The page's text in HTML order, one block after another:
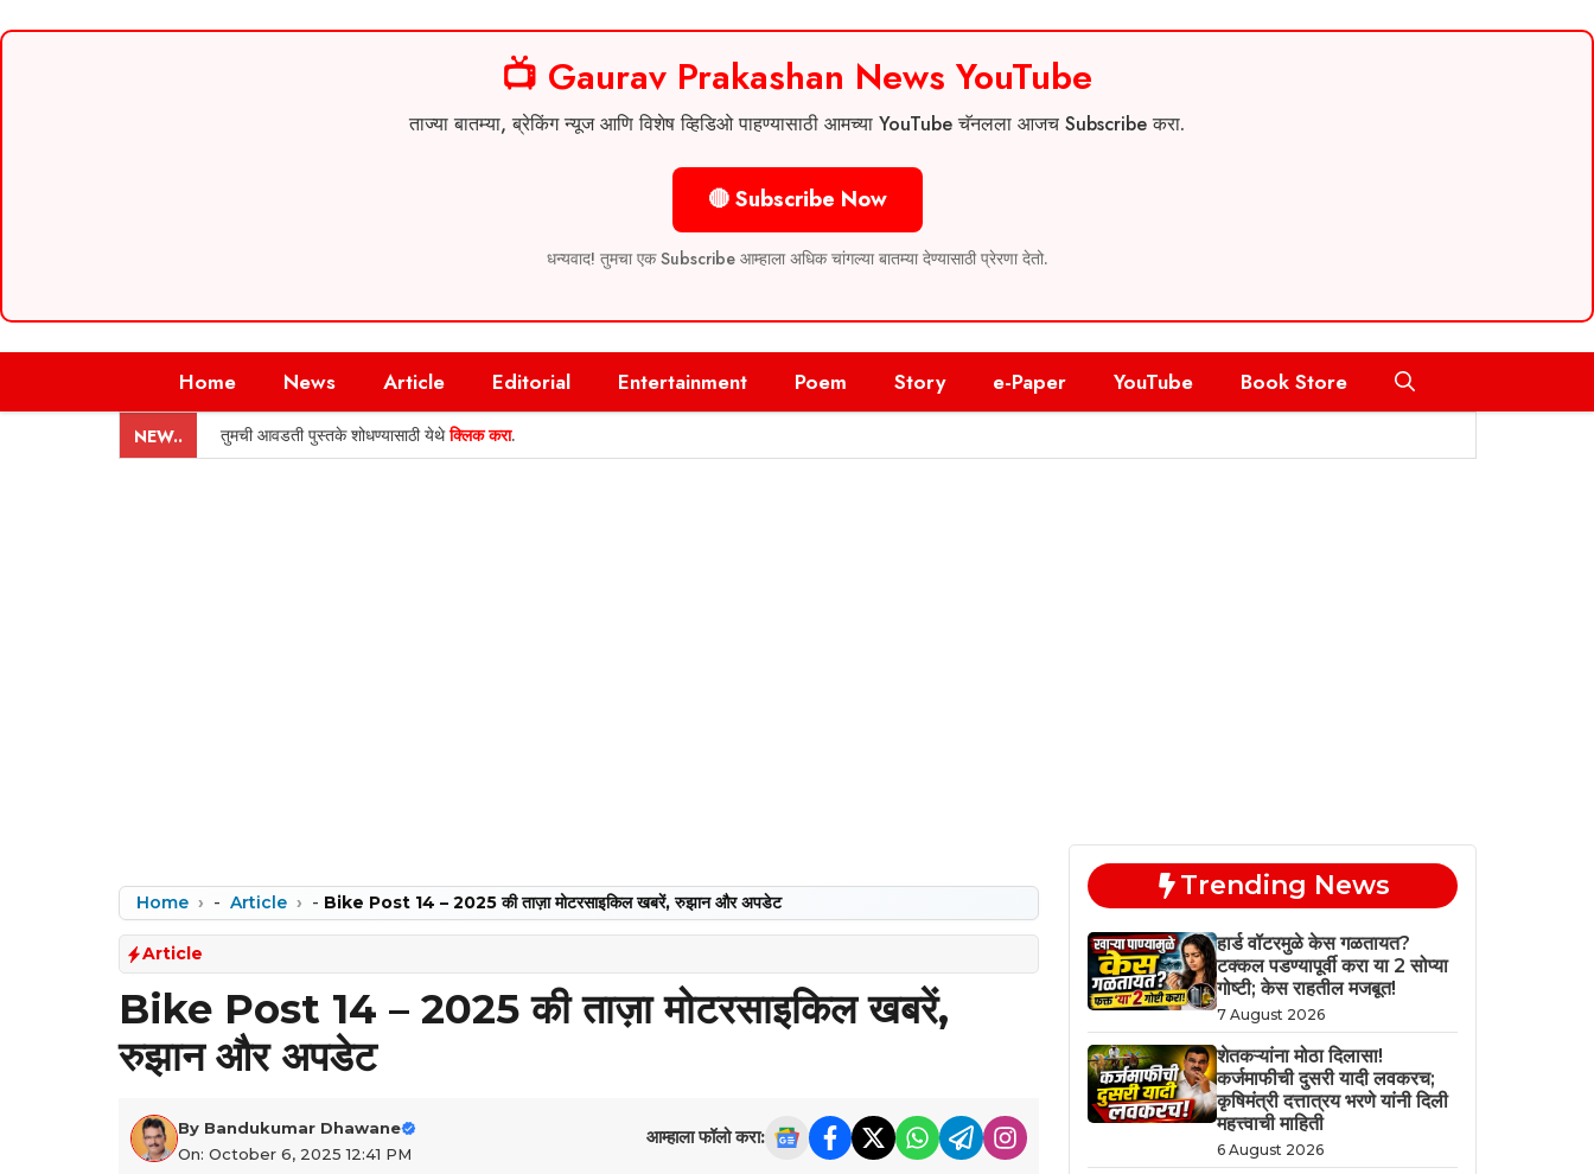
📺 Gaurav Prakashan News YouTube
ताज्या बातम्या, ब्रेकिंग न्यूज आणि विशेष व्हिडिओ पाहण्यासाठी आमच्या YouTube चॅनलला आजच Subscribe करा.
🔴 Subscribe Now
धन्यवाद! तुमचा एक Subscribe आम्हाला अधिक चांगल्या बातम्या देण्यासाठी प्रेरणा देतो.
Home News Article Editorial Entertainment Poem Story e-Paper YouTube Book Store
NEW.. तुमची आवडती पुस्तके शोधण्यासाठी येथेक्लिक करा.
Home - Article - Bike Post 14 – 2025 की ताज़ा मोटरसाइकिल खबरें, रुझान और अपडेट
Article
Bike Post 14 – 2025 की ताज़ा मोटरसाइकिल खबरें,
रुझान और अपडेट
By Bandukumar Dhawane
On: October 6, 2025 12:41 PM
आम्हाला फॉलो करा:
Trending News
हार्ड वॉटरमुळे केस गळतायत?
टक्कल पडण्यापूर्वी करा या 2 सोप्या
गोष्टी; केस राहतील मजबूत!
7 August 2026
शेतकऱ्यांना मोठा दिलासा!
कर्जमाफीची दुसरी यादी लवकरच;
कृषिमंत्री दत्तात्रय भरणे यांनी दिली
महत्त्वाची माहिती
6 August 2026